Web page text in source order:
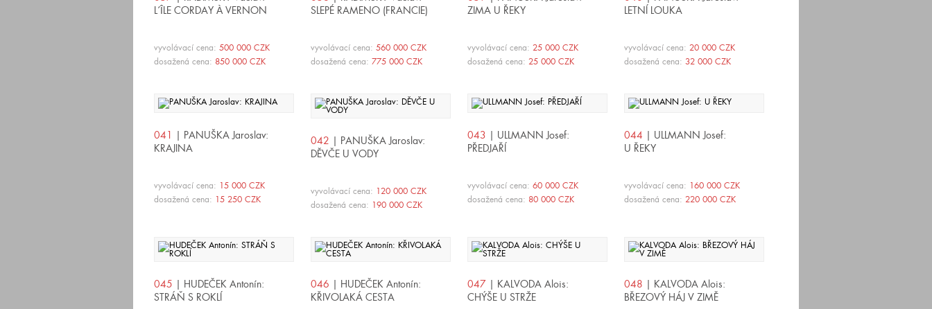
L´ÎLE CORDAY À VERNON
vyvolávací cena: 500 000 CZK
dosažená cena: 850 000 CZK
SLEPÉ RAMENO (FRANCIE)
vyvolávací cena: 560 000 CZK
dosažená cena: 775 000 CZK
ZIMA U ŘEKY
vyvolávací cena: 25 000 CZK
dosažená cena: 25 000 CZK
LETNÍ LOUKA
vyvolávací cena: 20 000 CZK
dosažená cena: 32 000 CZK
041 | PANUŠKA Jaroslav:
KRAJINA
vyvolávací cena: 15 000 CZK
dosažená cena: 15 250 CZK
042 | PANUŠKA Jaroslav:
DĚVČE U VODY
vyvolávací cena: 120 000 CZK
dosažená cena: 190 000 CZK
043 | ULLMANN Josef:
PŘEDJAŘÍ
vyvolávací cena: 60 000 CZK
dosažená cena: 80 000 CZK
044 | ULLMANN Josef:
U ŘEKY
vyvolávací cena: 160 000 CZK
dosažená cena: 220 000 CZK
045 | HUDEČEK Antonín:
STRÁŇ S ROKLÍ
046 | HUDEČEK Antonín:
KŘIVOLAKÁ CESTA
047 | KALVODA Alois:
CHÝŠE U STRŽE
048 | KALVODA Alois:
BŘEZOVÝ HÁJ V ZIMĚ